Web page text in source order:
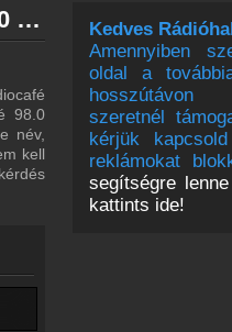
Kedves
Amennyiben
oldal a
szeretnél
kérjük
reklámokat
segítségre
kattints ide!
radiocafé 98.0 archívum - radiocafé 98.0 podcasts - radiocafé 98.0 visszahallgatás
98.0
név,
kell